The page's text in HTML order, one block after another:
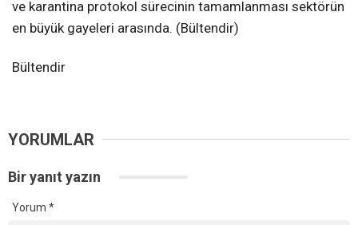
ve karantina protokol sürecinin tamamlanması sektörün
en büyük gayeleri arasında. (Bültendir)
Bültendir
YORUMLAR
Bir yanıt yazın
Yorum *